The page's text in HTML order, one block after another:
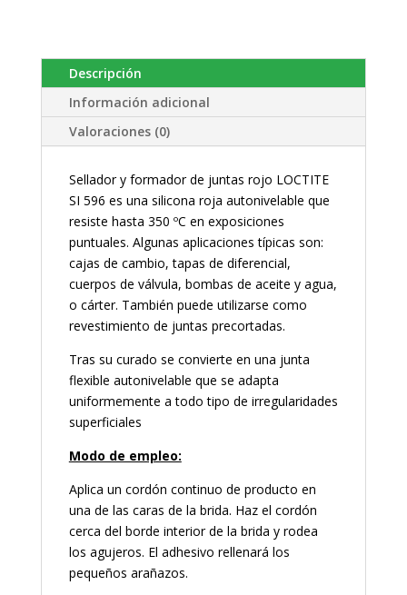
Descripción
Información adicional
Valoraciones (0)
Sellador y formador de juntas rojo LOCTITE
SI 596 es una silicona roja autonivelable que
resiste hasta 350 ºC en exposiciones
puntuales. Algunas aplicaciones típicas son:
cajas de cambio, tapas de diferencial,
cuerpos de válvula, bombas de aceite y agua,
o cárter. También puede utilizarse como
revestimiento de juntas precortadas.
Tras su curado se convierte en una junta
flexible autonivelable que se adapta
uniformemente a todo tipo de irregularidades
superficiales
Modo de empleo:
Aplica un cordón continuo de producto en
una de las caras de la brida. Haz el cordón
cerca del borde interior de la brida y rodea
los agujeros. El adhesivo rellenará los
pequeños arañazos.